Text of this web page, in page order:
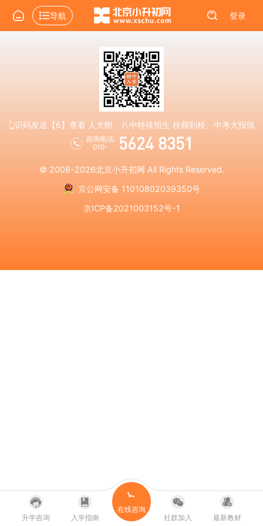
导航 登录
👆识码发送【6】查看 人大附、八中特殊招生 校额到校、中考大报纸
咨询电话:
010-
5624 8351
© 2008-2026北京小升初网 All Rights Reserved.
京公网安备 11010802039350号
京ICP备2021003152号-1
升学咨询 入学指南
在线咨询
社群加入
最新教材